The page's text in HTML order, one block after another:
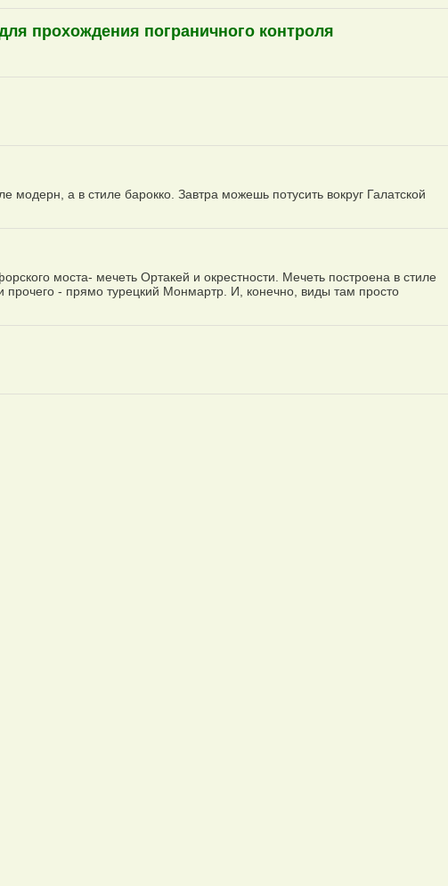
прохождения пограничного контроля
а в стиле барокко. Завтра можешь потусить вокруг Галатской
моста- мечеть Ортакей и окрестности. Мечеть построена в стиле
прочего - прямо турецкий Монмартр. И, конечно, виды там просто